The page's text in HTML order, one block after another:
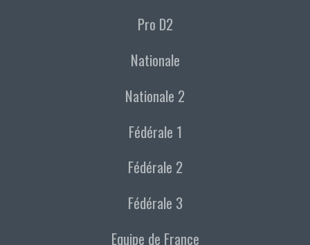
Pro D2
Nationale
Nationale 2
Fédérale 1
Fédérale 2
Fédérale 3
Equipe de France